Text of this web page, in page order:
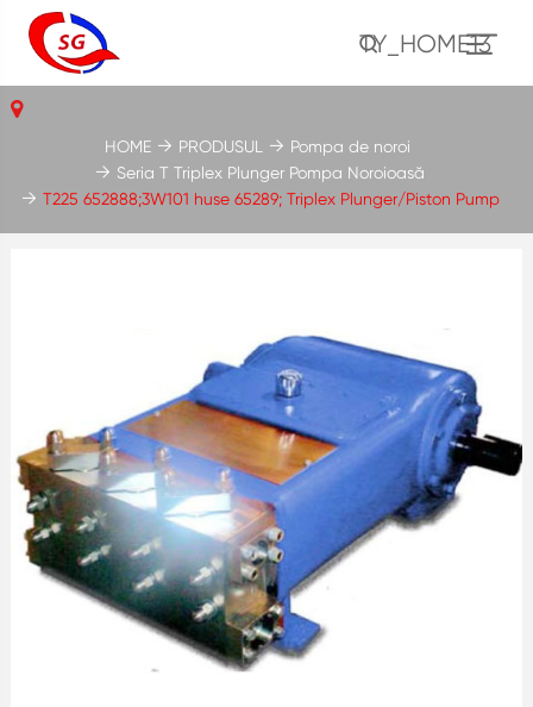
TY_HOME13
HOME PRODUSUL
Pompa de noroi
Seria T Triplex Plunger Pompa Noroioasă
T225 652888;3W101 huse 65289; Triplex Plunger/Piston Pump